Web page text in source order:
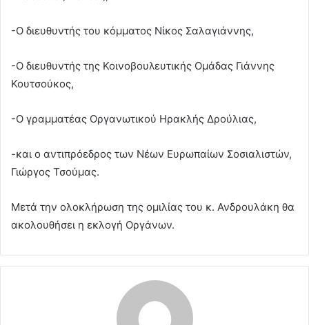
-Ο διευθυντής του κόμματος Νίκος Σαλαγιάννης,
-Ο διευθυντής της Κοινοβουλευτικής Ομάδας Γιάννης
Κουτσούκος,
-Ο γραμματέας Οργανωτικού Ηρακλής Δρούλιας,
-και ο αντιπρόεδρος των Νέων Ευρωπαίων Σοσιαλιστών,
Γιώργος Τσούμας.
Μετά την ολοκλήρωση της ομιλίας του κ. Ανδρουλάκη θα
ακολουθήσει η εκλογή Οργάνων.